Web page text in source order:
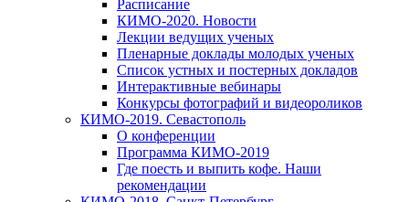
Расписание
КИМО-2020. Новости
Лекции ведущих ученых
Пленарные доклады молодых ученых
Список устных и постерных докладов
Интерактивные вебинары
Конкурсы фотографий и видеороликов
КИМО-2019. Севастополь
О конференции
Программа КИМО-2019
Где поесть и выпить кофе. Наши
рекомендации